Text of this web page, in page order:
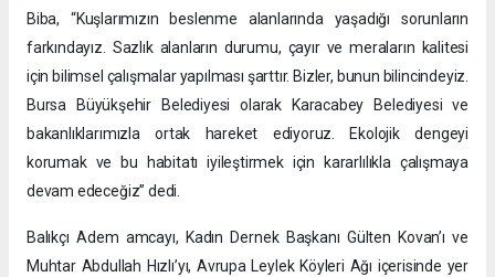
Biba, “Kuşlarımızın beslenme alanlarında yaşadığı sorunların
farkındayız. Sazlık alanların durumu, çayır ve meraların kalitesi
için bilimsel çalışmalar yapılması şarttır. Bizler, bunun bilincindeyiz.
Bursa Büyükşehir Belediyesi olarak Karacabey Belediyesi ve
bakanlıklarımızla ortak hareket ediyoruz. Ekolojik dengeyi
korumak ve bu habitatı iyileştirmek için kararlılıkla çalışmaya
devam edeceğiz” dedi.
Balıkçı Adem amcayı, Kadın Dernek Başkanı Gülten Kovan’ı ve
Muhtar Abdullah Hızlı’yı, Avrupa Leylek Köyleri Ağı içerisinde yer